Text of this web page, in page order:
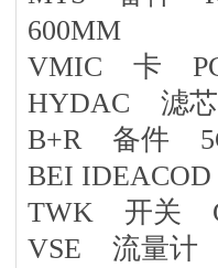
600MM
VMIC 卡 PCI-
HYDAC 滤芯
B+R 备件
BEI
TWK 开关
VSE 流量计